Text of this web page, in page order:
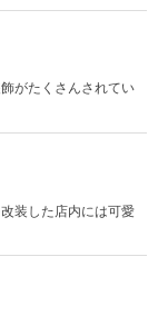
がたくさんされてい
装した店内には可愛